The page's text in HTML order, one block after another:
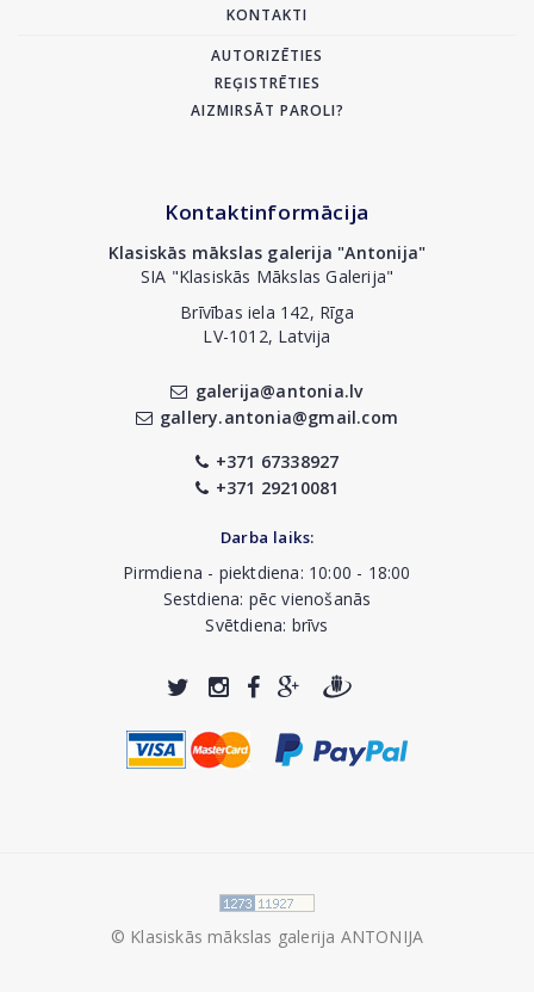
KONTAKTI
AUTORIZĒTIES
REĢISTRĒTIES
AIZMIRSĀT PAROLI?
Kontaktinformācija
Klasiskās mākslas galerija "Antonija"
SIA "Klasiskās Mākslas Galerija"
Brīvības iela 142, Rīga
LV-1012, Latvija
galerija@antonia.lv
gallery.antonia@gmail.com
+371 67338927
+371 29210081
Darba laiks:
Pirmdiena - piektdiena: 10:00 - 18:00
Sestdiena: pēc vienošanās
Svētdiena: brīvs
© Klasiskās mākslas galerija ANTONIJA